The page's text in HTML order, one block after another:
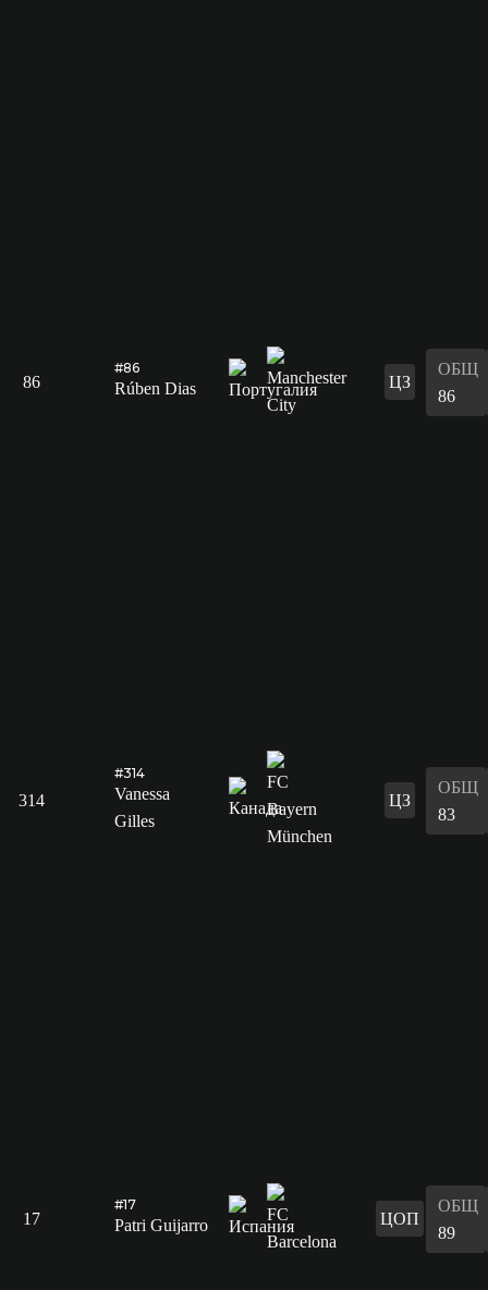
86
#86
Rúben Dias ЦЗ
ОБЩ
86
314
#314
Vanessa
Gilles
ЦЗ
ОБЩ
83
17
#17
Patri Guijarro ЦОП
ОБЩ
89